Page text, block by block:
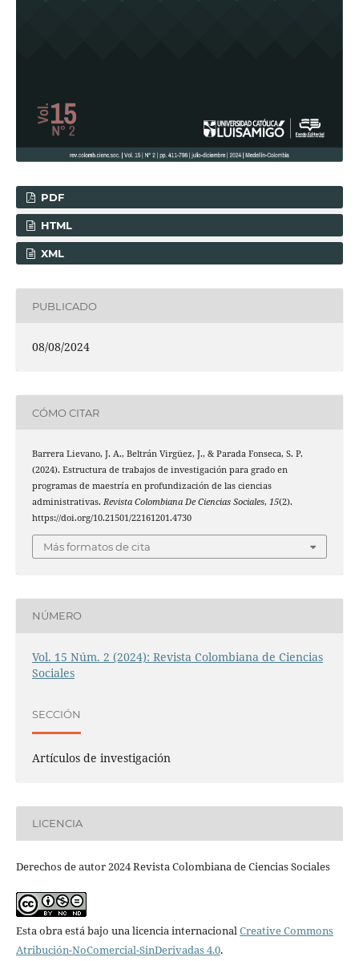
PDF
HTML
XML
PUBLICADO
08/08/2024
CÓMO CITAR
Barrera Lievano, J. A., Beltrán Virgüez, J., & Parada Fonseca, S. P.
(2024). Estructura de trabajos de investigación para grado en
programas de maestría en profundización de las ciencias
administrativas. Revista Colombiana De Ciencias Sociales, 15(2).
https://doi.org/10.21501/22161201.4730
Más formatos de cita
NÚMERO
Vol. 15 Núm. 2 (2024): Revista Colombiana de Ciencias
Sociales
SECCIÓN
Artículos de investigación
LICENCIA
Derechos de autor 2024 Revista Colombiana de Ciencias Sociales
Esta obra está bajo una licencia internacionalCreative Commons
Atribución-NoComercial-SinDerivadas 4.0.